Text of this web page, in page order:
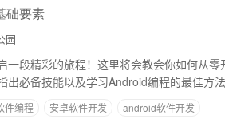
础要素
园
一段精彩的旅程！这里将会教会你如何从
必备技能以及学习Android编程的最佳方法
件编程 安卓软件开发 android软件开发